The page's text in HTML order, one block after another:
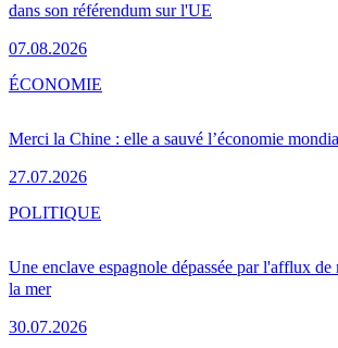
dans son référendum sur l'UE
07.08.2026
Merci la Chine : elle a sauvé l’économie
27.07.2026
ÉCONOMIE
Une enclave espagnole dépassée par l'afflux
la mer
30.07.2026
POLITIQUE